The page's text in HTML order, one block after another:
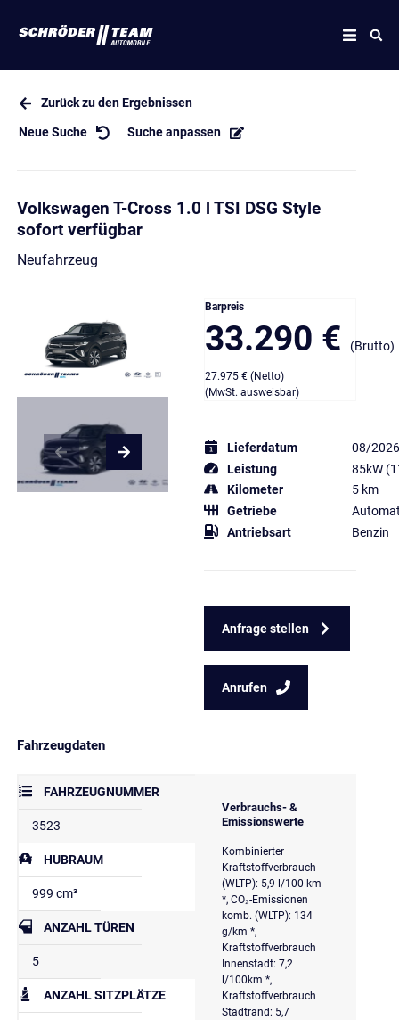
Zurück zu den Ergebnissen
Neue Suche Suche anpassen
Volkswagen T-Cross 1.0 l TSI DSG Style
sofort verfügbar
Neufahrzeug
Barpreis
33.290 € (Brutto)
27.975 € (Netto)
(MwSt. ausweisbar)
Lieferdatum
08/2026
Leistung
85kW
Kilometer
5 km
Getriebe
Antriebsart
Benzin
Anfrage stellen
Anrufen
Fahrzeugdaten
FAHRZEUGNUMMER
3523
HUBRAUM
999 cm³
ANZAHL TÜREN
5
ANZAHL SITZPLÄTZE
Verbrauchs- &
Emissionswerte
Kombinierter
Kraftstoffverbrauch
(WLTP): 5,9 l/100 km
*, CO₂-Emissionen
komb. (WLTP): 134
g/km *,
Kraftstoffverbrauch
Innenstadt: 7,2
l/100km *,
Kraftstoffverbrauch
Stadtrand: 5,7